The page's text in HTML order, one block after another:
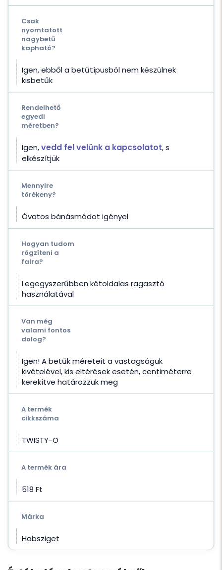
Csak
nyomtatott
nagybetű
kapható?
Igen, ebből a betűtípusból nem készülnek
kisbetűk
Rendelhető
egyedi
méretben?
Igen,vedd fel velünk a kapcsolatot, s
elkészítjük
Mennyire
törékeny?
Óvatos bánásmódot igényel
Hogyan tudom
rögzíteni a
falra?
Legegyszerűbben kétoldalas ragasztó
használatával
Van még
valami fontos
dolog?
Igen! A betűk méreteit a vastagságuk
kivételével, kis eltérések esetén, centiméterre
kerekítve határozzuk meg
A termék
cikkszáma
TWISTY-Ö
A termék ára
518 Ft‎
Márka
Habsziget